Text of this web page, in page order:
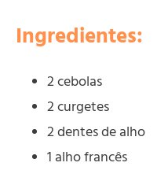
Ingredientes:
2 cebolas
2 curgetes
2 dentes de alho
1 alho francês